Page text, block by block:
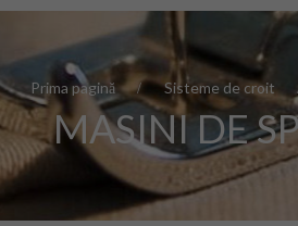
Prima pagină Sisteme de croit
MASINI DE